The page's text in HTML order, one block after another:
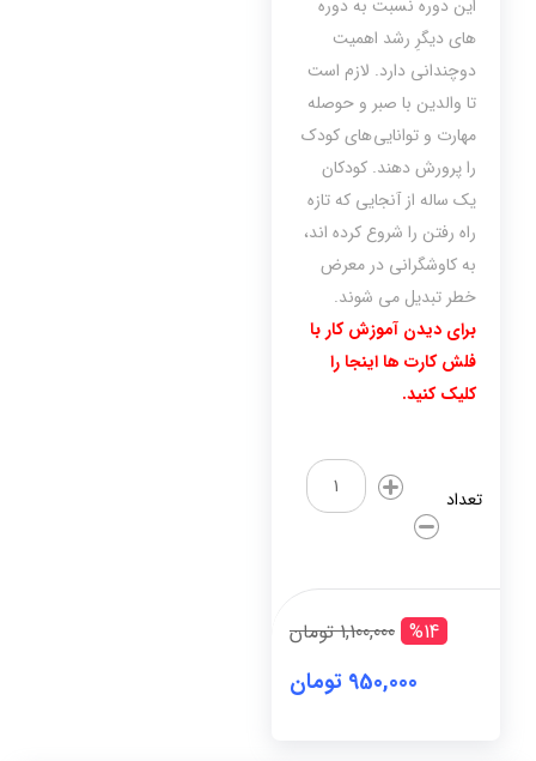
اين دوره نسبت به دوره
هاي ديگرِ رشد اهميت
دوچنداني دارد. لازم است
تا والدين با صبر و حوصله
مهارت و توانايي هاي کودک
را پرورش دهند. کودکان
یک ساله از آنجایی که تازه
راه رفتن را شروع کرده اند،
به کاوشگرانی در معرض
خطر تبدیل می شوند.
برای دیدن آموزش کار با
فلش کارت ها اینجا را
کلیک کنید.
تعداد
تقویت
هوش
یک
کامل)
عدد
%14 1,100,000 تومان
950,000 تومان